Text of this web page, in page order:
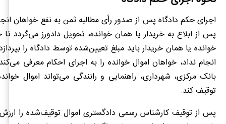
اجرای حکم دادگاه پس از صدور رأی مطالبه ثمن به نفع خواهان
پس از ابلاع به خریدار یا همان خوانده، تحویل دادورز می‌گردد تا
خوانده یا همان خریدار باید مبلغ تعیین‌شده توسط دادگاه را
انجام نداد، خواهان اموال خوانده را به اجرای احکام معرفی
بانک مرکزی، شهرداری، راهنمایی و رانندگی می‌تواند اموال
توقیف کند.
پس از توقیف کارشناس رسمی دادگستری اموال توقیف‌شده را